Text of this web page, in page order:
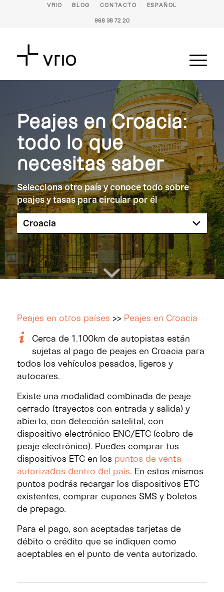
VRIO BLOG CONTACTO ESPAÑOL
968 38 72 20
Peajes en Croacia:
todo lo que
necesitas saber
Selecciona otro país y conoce todo sobre
peajes y tasas para circular por él
Peajes en otros países >> Peajes en Croacia
Cerca de 1.100km de autopistas están
sujetas al pago de peajes en Croacia para
todos los vehículos pesados, ligeros y
autocares.
Existe una modalidad combinada de peaje
cerrado (trayectos con entrada y salida) y
abierto, con detección satelital, con
dispositivo electrónico ENC/ETC (cobro de
peaje electrónico). Puedes comprar tus
dispositivos ETC en los puntos de venta
autorizados dentro del país. En estos mismos
puntos podrás recargar los dispositivos ETC
existentes, comprar cupones SMS y boletos
de prepago.
Para el pago, son aceptadas tarjetas de
débito o crédito que se indiquen como
aceptables en el punto de venta autorizado.